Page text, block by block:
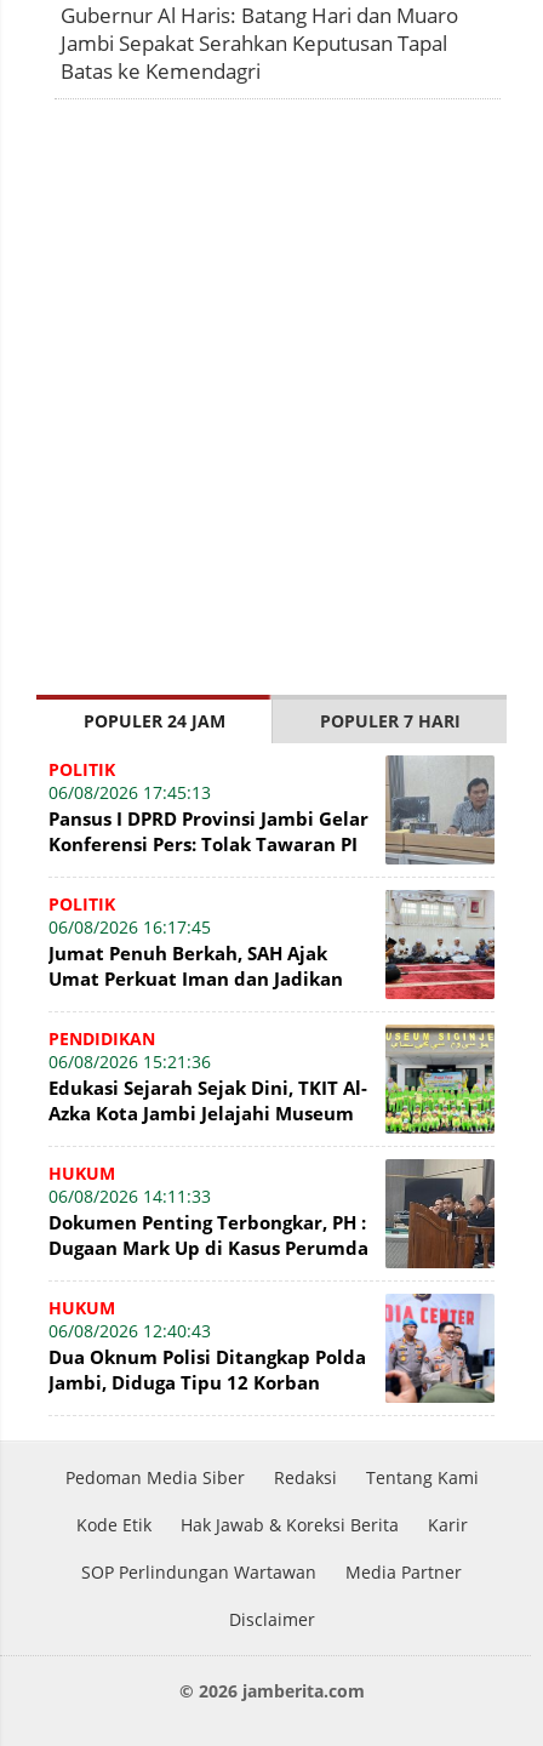
Gubernur Al Haris: Batang Hari dan Muaro
Jambi Sepakat Serahkan Keputusan Tapal
Batas ke Kemendagri
POPULER 24 JAM POPULER 7 HARI
POLITIK
06/08/2026 17:45:13
Pansus I DPRD Provinsi Jambi Gelar
Konferensi Pers: Tolak Tawaran PI
POLITIK
06/08/2026 16:17:45
Jumat Penuh Berkah, SAH Ajak
Umat Perkuat Iman dan Jadikan
Membangun Bangsa
PENDIDIKAN
06/08/2026 15:21:36
Edukasi Sejarah Sejak Dini, TKIT Al-
Azka Kota Jambi Jelajahi Museum
HUKUM
06/08/2026 14:11:33
Dokumen Penting Terbongkar, PH :
Dugaan Mark Up di Kasus Perumda
HUKUM
06/08/2026 12:40:43
Dua Oknum Polisi Ditangkap Polda
Jambi, Diduga Tipu 12 Korban
Pedoman Media Siber Redaksi Tentang Kami
Kode Etik Hak Jawab & Koreksi Berita Karir
SOP Perlindungan Wartawan Media Partner
Disclaimer
© 2026 jamberita.com